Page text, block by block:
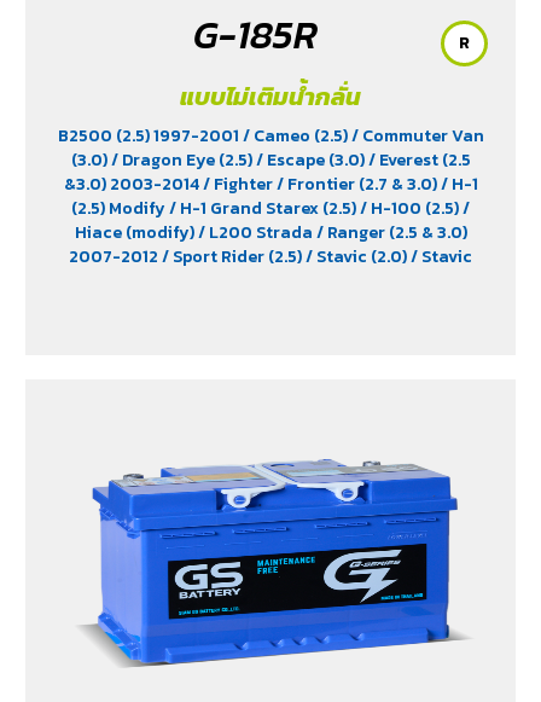
G-185R
แบบไม่เติมน้ำกลั่น
B2500 (2.5) 1997-2001/ Cameo (2.5)/ Commuter Van
(3.0)/ Dragon Eye (2.5)/ Escape (3.0)/ Everest (2.5
&3.0) 2003-2014/ Fighter/ Frontier (2.7 & 3.0)/ H-1
(2.5) Modify/ H-1 Grand Starex (2.5)/ H-100 (2.5)/
Hiace (modify)/ L200 Strada/ Ranger (2.5 & 3.0)
2007-2012/ Sport Rider (2.5)/ Stavic (2.0)/ Stavic
R